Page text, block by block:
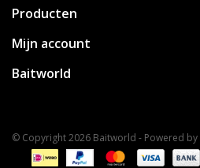
Producten
Mijn account
Baitworld
© Copyright 2026 Baitworld - Powered by